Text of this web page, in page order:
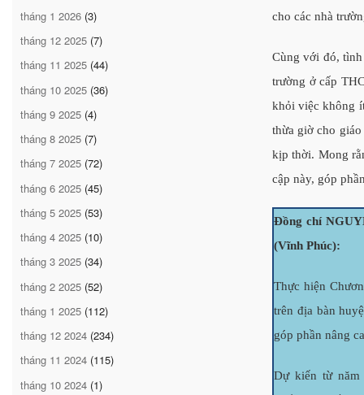
tháng 1 2026 (3)
tháng 12 2025 (7)
tháng 11 2025 (44)
tháng 10 2025 (36)
tháng 9 2025 (4)
tháng 8 2025 (7)
tháng 7 2025 (72)
tháng 6 2025 (45)
tháng 5 2025 (53)
tháng 4 2025 (10)
tháng 3 2025 (34)
tháng 2 2025 (52)
tháng 1 2025 (112)
tháng 12 2024 (234)
tháng 11 2024 (115)
tháng 10 2024 (1)
cho các nhà
Cùng với đó,
trường ở cấp
khỏi việc không
thừa giờ cho
kịp thời. Mong
cập này, góp
Đồng chí
(Vĩnh Phúc):
Thực hiện
trên địa bàn
góp phần nâng
Dự kiến từ năm